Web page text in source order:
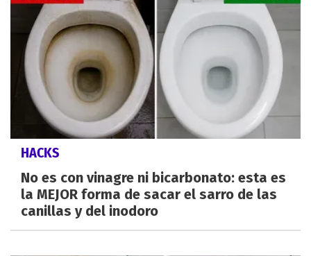
HACKS
No es con vinagre ni bicarbonato: esta es
la MEJOR forma de sacar el sarro de las
canillas y del inodoro